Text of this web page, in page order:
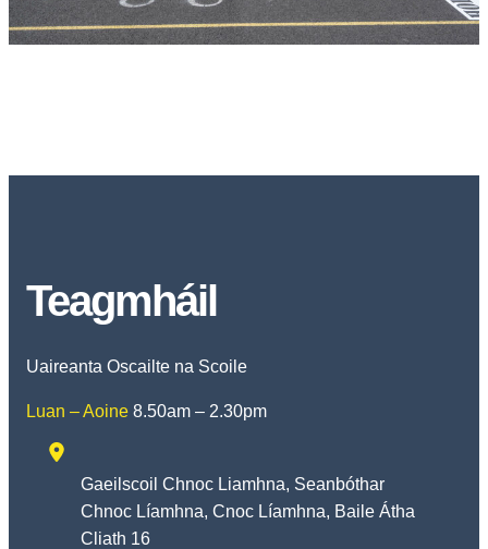
Teagmháil
Uaireanta Oscailte na Scoile
Luan – Aoine 8.50am – 2.30pm
Gaeilscoil Chnoc Liamhna, Seanbóthar
Chnoc Líamhna, Cnoc Líamhna, Baile Átha
Cliath 16